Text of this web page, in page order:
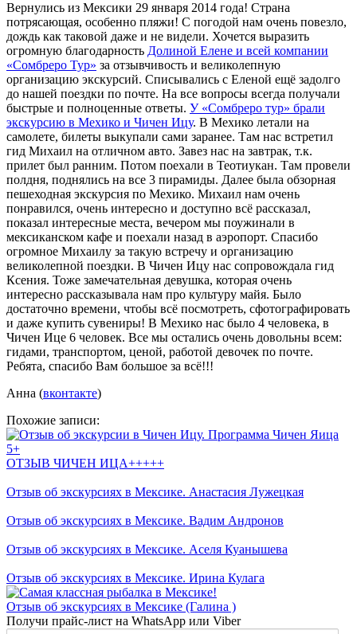
Вернулись из Мексики 29 января 2014 года! Страна
потрясающая, особенно пляжи! С погодой нам очень повезло,
дождь как таковой даже и не видели. Хочется выразить
огромную благодарность Долиной Елене и всей компании
«Сомбреро Тур» за отзывчивость и великолепную
организацию экскурсий. Списывались с Еленой ещё задолго
до нашей поездки по почте. На все вопросы всегда получали
быстрые и полноценные ответы. У «Сомбреро тур» брали
экскурсию в Мехико и Чичен Ицу. В Мехико летали на
самолете, билеты выкупали сами заранее. Там нас встретил
гид Михаил на отличном авто. Завез нас на завтрак, т.к.
прилет был ранним. Потом поехали в Теотиукан. Там провели
полдня, поднялись на все 3 пирамиды. Далее была обзорная
пешеходная экскурсия по Мехико. Михаил нам очень
понравился, очень интересно и доступно всё рассказал,
показал интересные места, вечером мы поужинали в
мексиканском кафе и поехали назад в аэропорт. Спасибо
огромное Михаилу за такую встречу и организацию
великолепной поездки. В Чичен Ицу нас сопровождала гид
Ксения. Тоже замечательная девушка, которая очень
интересно рассказывала нам про культуру майя. Было
достаточно времени, чтобы всё посмотреть, сфотографировать
и даже купить сувениры! В Мехико нас было 4 человека, в
Чичен Ице 6 человек. Все мы остались очень довольны всем:
гидами, транспортом, ценой, работой девочек по почте.
Ребята, спасибо Вам большое за всё!!!
Анна (вконтакте)
Похожие записи:
ОТЗЫВ ЧИЧЕН ИЦА+++++
Отзыв об экскурсиях в Мексике. Анастасия Лужецкая
Отзыв об экскурсиях в Мексике. Вадим Андронов
Отзыв об экскурсиях в Мексике. Аселя Куанышева
Отзыв об экскурсиях в Мексике. Ирина Кулага
Отзыв об экскурсиях в Мексике (Галина )
Получи прайс-лист на WhatsApp или Viber